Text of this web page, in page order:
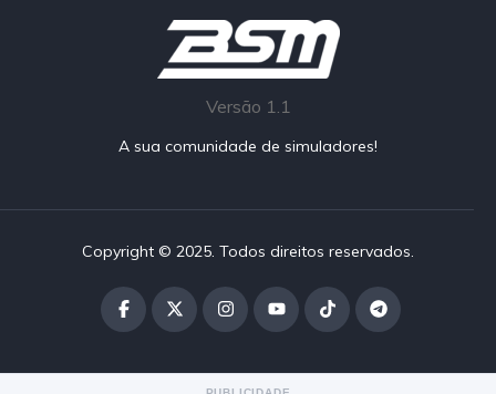
Versão 1.1
A sua comunidade de simuladores!
Copyright © 2025. Todos direitos reservados.